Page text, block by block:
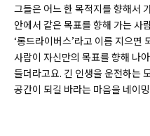
그들은 어느 한 목적지를 향해서
안에서 같은 목표를 향해 가는 사
‘롱드라이버스’라고 이름 지으면
사람이 자신만의 목표를 향해 나
들더라고요. 긴 인생을 운전하는
공간이 되길 바라는 마음을 네이